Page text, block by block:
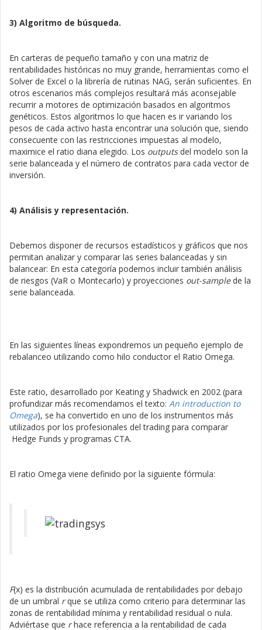
3) Algoritmo de búsqueda.
En carteras de pequeño tamaño y con una matriz de
rentabilidades históricas no muy grande, herramientas como el
Solver de Excel o la librería de rutinas NAG, serán suficientes. En
otros escenarios más complejos resultará más aconsejable
recurrir a motores de optimización basados en algoritmos
genéticos. Estos algoritmos lo que hacen es ir variando los
pesos de cada activo hasta encontrar una solución que, siendo
consecuente con las restricciones impuestas al modelo,
maximice el ratio diana elegido. Los outputsdel modelo son la
serie balanceada y el número de contratos para cada vector de
inversión.
4) Análisis y representación.
Debemos disponer de recursos estadísticos y gráficos que nos
permitan analizar y comparar las series balanceadas y sin
balancear: En esta categoría podemos incluir también análisis
de riesgos (VaR o Montecarlo) y proyecciones out-samplede la
serie balanceada.
En las siguientes líneas expondremos un pequeño ejemplo de
rebalanceo utilizando como hilo conductor el Ratio Omega.
Este ratio, desarrollado por Keating y Shadwick en 2002 (para
profundizar más recomendamos el texto: An introduction to
Omega), se ha convertido en uno de los instrumentos más
utilizados por los profesionales del trading para comparar
Hedge Funds y programas CTA.
El ratio Omega viene definido por la siguiente fórmula:
F(x) es la distribución acumulada de rentabilidades por debajo
de un umbral rque se utiliza como criterio para determinar las
zonas de rentabilidad mínima y rentabilidad residual o nula.
Adviértase que rhace referencia a la rentabilidad de cada